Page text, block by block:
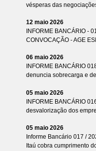
vésperas das
12 maio 2026
INFORME BANCÁRIO -
CONVOCAÇÃO - AGE
06 maio 2026
INFORME BANCÁRIO
denuncia sobrecarga e
05 maio 2026
INFORME BANCÁRIO
desvalorização dos
05 maio 2026
Informe Bancário 017 /
Itaú cobra cumprimento